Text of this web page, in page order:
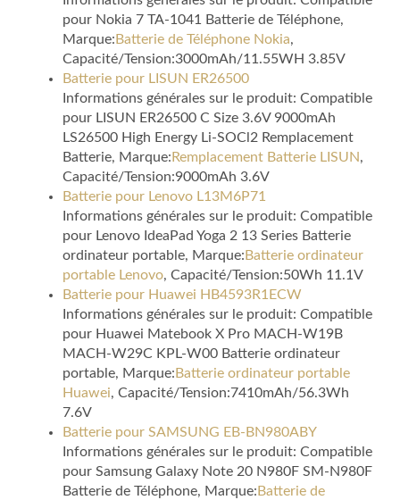
pour Nokia 7 TA-1041 Batterie de Téléphone,
Marque: Batterie de Téléphone Nokia,
Capacité/Tension:3000mAh/11.55WH 3.85V
Batterie pour LISUN ER26500
Informations générales sur le produit: Compatible
pour LISUN ER26500 C Size 3.6V 9000mAh
LS26500 High Energy Li-SOCl2 Remplacement
Batterie, Marque: Remplacement Batterie LISUN,
Capacité/Tension:9000mAh 3.6V
Batterie pour Lenovo L13M6P71
Informations générales sur le produit: Compatible
pour Lenovo IdeaPad Yoga 2 13 Series Batterie
ordinateur portable, Marque: Batterie ordinateur
portable Lenovo, Capacité/Tension:50Wh 11.1V
Batterie pour Huawei HB4593R1ECW
Informations générales sur le produit: Compatible
pour Huawei Matebook X Pro MACH-W19B
MACH-W29C KPL-W00 Batterie ordinateur
portable, Marque: Batterie ordinateur portable
Huawei, Capacité/Tension:7410mAh/56.3Wh
7.6V
Batterie pour SAMSUNG EB-BN980ABY
Informations générales sur le produit: Compatible
pour Samsung Galaxy Note 20 N980F SM-N980F
Batterie de Téléphone, Marque: Batterie de